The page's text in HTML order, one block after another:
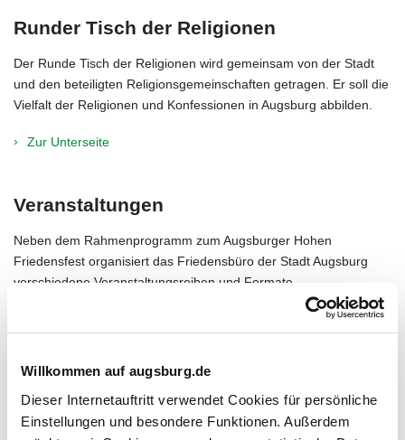
Willkommen auf augsburg.de
Dieser Internetauftritt verwendet Cookies für persönliche
Einstellungen und besondere Funktionen. Außerdem
Runder Tisch der Religionen
Der Runde Tisch der Religionen wird gemeinsam von der Stadt
und den beteiligten Religionsgemeinschaften getragen. Er soll die
Vielfalt der Religionen und Konfessionen in Augsburg abbilden.
Zur Unterseite
Veranstaltungen
Neben dem Rahmenprogramm zum Augsburger Hohen
Friedensfest organisiert das Friedensbüro der Stadt Augsburg
verschiedene Veranstaltungsreihen und Formate.
Wir alle sind Augsburg
Das ist unser Bekenntnis für ein friedliches Miteinander. Denn